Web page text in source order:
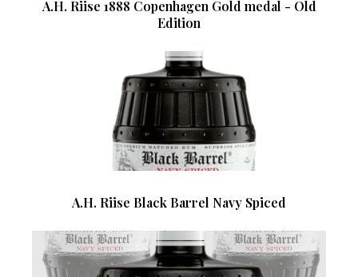
A.H. Riise 1888 Copenhagen Gold medal - Old
Edition
A.H. Riise Black Barrel Navy Spiced